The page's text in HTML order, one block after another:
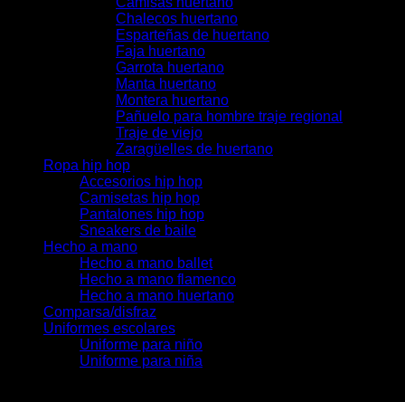
Chalecos huertano
Esparteñas de huertano
Faja huertano
Garrota huertano
Manta huertano
Montera huertano
Pañuelo para hombre traje regional
Traje de viejo
Zaragüelles de huertano
Ropa hip hop
Accesorios hip hop
Camisetas hip hop
Pantalones hip hop
Sneakers de baile
Hecho a mano
Hecho a mano ballet
Hecho a mano flamenco
Hecho a mano huertano
Comparsa/disfraz
Uniformes escolares
Uniforme para niño
Uniforme para niña